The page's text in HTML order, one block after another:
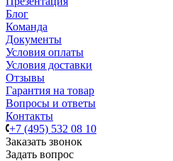
Блог
Команда
Документы
Условия оплаты
Условия доставки
Отзывы
Гарантия на товар
Вопросы и ответы
Контакты
+7 (495) 532 08 10
Заказать звонок
Задать вопрос